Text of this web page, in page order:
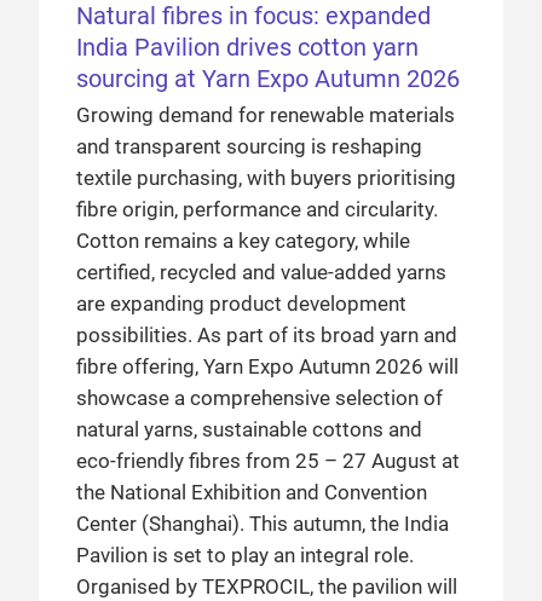
Natural fibres in focus: expanded
India Pavilion drives cotton yarn
sourcing at Yarn Expo Autumn 2026
Growing demand for renewable materials
and transparent sourcing is reshaping
textile purchasing, with buyers prioritising
fibre origin, performance and circularity.
Cotton remains a key category, while
certified, recycled and value-added yarns
are expanding product development
possibilities. As part of its broad yarn and
fibre offering, Yarn Expo Autumn 2026 will
showcase a comprehensive selection of
natural yarns, sustainable cottons and
eco-friendly fibres from 25 – 27 August at
the National Exhibition and Convention
Center (Shanghai). This autumn, the India
Pavilion is set to play an integral role.
Organised by TEXPROCIL, the pavilion will